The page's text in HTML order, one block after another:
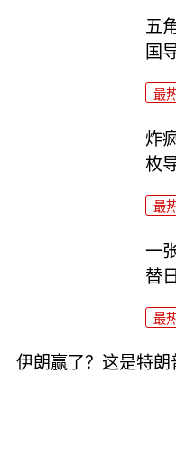
五
国
最
炸
枚
最
一
替
最
伊朗赢了？这是特朗